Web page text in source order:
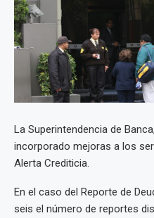
La Superintendencia de
incorporado mejoras a los
Alerta Crediticia.
En el caso del Reporte de
seis el número de reportes